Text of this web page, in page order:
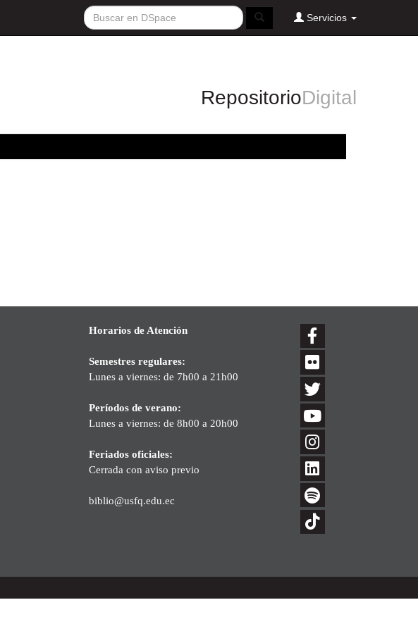
Servicios
RepositorioDigital
Horarios de Atención
Semestres regulares:
Lunes a viernes: de 7h00 a 21h00
Períodos de verano:
Lunes a viernes: de 8h00 a 20h00
Feriados oficiales:
Cerrada con aviso previo
biblio@usfq.edu.ec